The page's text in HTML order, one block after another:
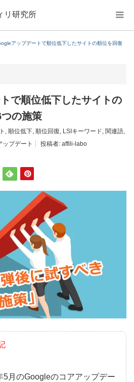
リ研究所
アップデートで順位低下したサイトの順位を回復
で順位低下したサイトの
の施策
, 順位低下, 順位回復, LSIキーワード, 関連語,
ップデート 投稿者: affili-labo
5月のGoogleのコアアップデー